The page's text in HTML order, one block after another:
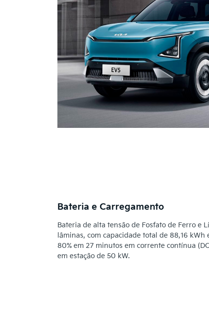
Bateria e Carregamento
Bateria de alta tensão de Fosfato de Ferro e
lâminas, com capacidade total de 88,16
80% em 27 minutos em corrente contínua
em estação de 50 kW.